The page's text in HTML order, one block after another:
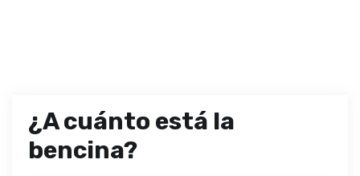
¿A cuánto está la
bencina?